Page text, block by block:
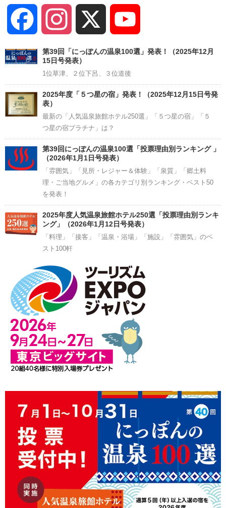
Facebook Instagram
Channel
第39回「にっぽんの温泉100選」発表！（2025年12月
15日号発表）
1位草津、２位下呂、３位道後
2025年度「５つ星の宿」発表！（2025年12月15日号発
表）
最新の「人気温泉旅館ホテル250選」「５つ星の宿」「５
つ星の宿プラチナ」は？
第39回にっぽんの温泉100選「投票理由別ランキング 」
（2026年1月1日号発表）
「雰囲気」「見所・レジャー＆体験」「泉質」「郷土料
理・ご当地グルメ」の各カテゴリ別ランキング・ベスト50
を発表！
2025年度人気温泉旅館ホテル250選「投票理由別ランキ
ング」（2026年1月12日号発表）
「料理」「接客」「温泉・浴場」「施設」「雰囲気」のベ
スト100軒